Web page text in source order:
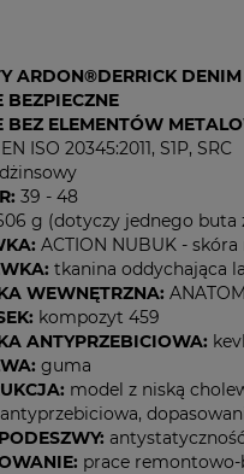
ARDON®DERRICK DENIM
BEZPIECZNE
BEZ ELEMENTÓW
EN ISO 20345:2011, S1P, SRC
dżinsowy
39 - 48
g (dotyczy jednego buta
ACTION NUBUK -
tkanina oddychająca
WEWNĘTRZNA:
kompozyt 459
ANTYPRZEBICIOWA:
guma
model z niską
prace